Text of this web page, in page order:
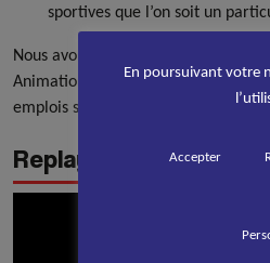
sportives que l’on soit un
Nous avons également présenté 2
Animations Vacances Olympiques
emplois socioprofessionnels
Replay Visioclubs «
En poursuivant votre
Accepter